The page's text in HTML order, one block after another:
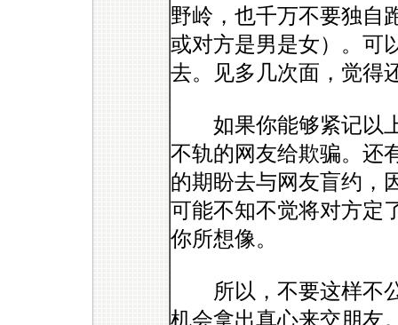
野岭，也千万不要独自
或对方是男是女）。可
去。见多几次面，觉得
如果你能够紧记以上
不轨的网友给欺骗。还
的期盼去与网友盲约，
可能不知不觉将对方定
你所想像。
所以，不要这样不公
机会拿出真心来交朋友